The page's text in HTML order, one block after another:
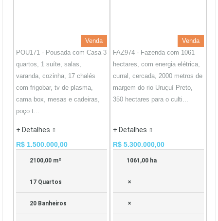
Venda
POU171 - Pousada com Casa 3
quartos, 1 suíte, salas,
varanda, cozinha, 17 chalés
com frigobar, tv de plasma,
cama box, mesas e cadeiras,
poço t...
+ Detalhes
R$ 1.500.000,00
2100,00 m²
17 Quartos
20 Banheiros
Venda
FAZ974 - Fazenda com 1061
hectares, com energia elétrica,
curral, cercada, 2000 metros de
margem do rio Uruçuí Preto,
350 hectares para o culti...
+ Detalhes
R$ 5.300.000,00
1061,00 ha
×
×